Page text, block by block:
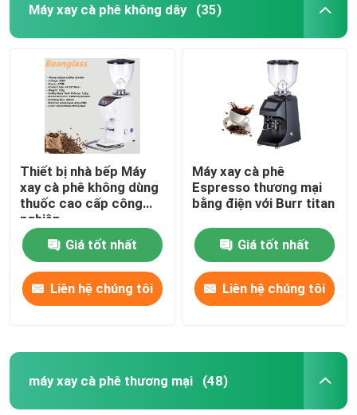
Máy xay cà phê không dây (35)
Thiết bị nhà bếp Máy
xay cà phê không dùng
thuốc cao cấp công
nghiệp
Giá tốt nhất
Liên hệ chúng tôi
Máy xay cà phê
Espresso thương mại
bằng điện với Burr titan
Giá tốt nhất
Liên hệ chúng tôi
máy xay cà phê thương mại (48)